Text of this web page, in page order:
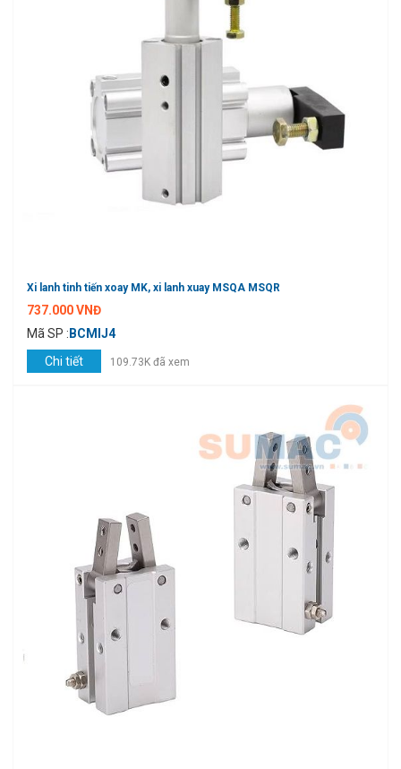
Xi lanh tinh tiến xoay MK, xi lanh xuay MSQA MSQR
737.000 VNĐ
Mã SP : BCMIJ4
Chi tiết
109.73K đã xem